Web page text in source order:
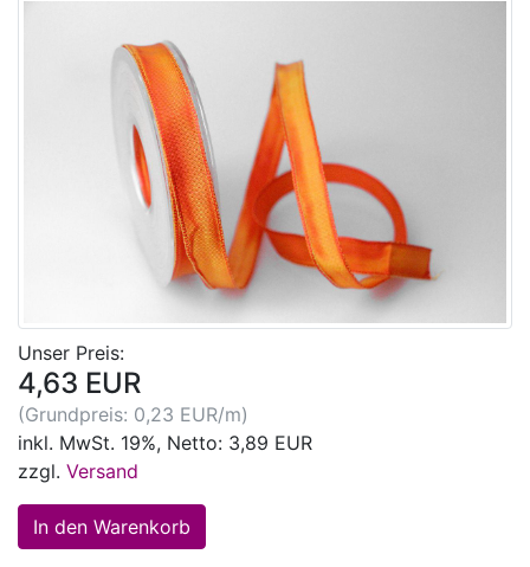
Unser Preis:
4,63 EUR
(Grundpreis: 0,23 EUR/m)
inkl. MwSt. 19%, Netto: 3,89 EUR
zzgl. Versand